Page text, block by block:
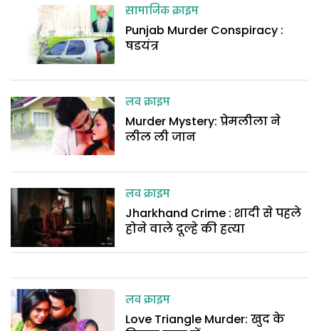
सामाजिक क्राइम
Punjab Murder Conspiracy :
षडयंत्र
लव क्राइम
Murder Mystery: प्रेमलीला ने
लील ली जान
लव क्राइम
Jharkhand Crime : शादी से पहले
होने वाले दूल्हे की हत्या
लव क्राइम
Love Triangle Murder: खुद के